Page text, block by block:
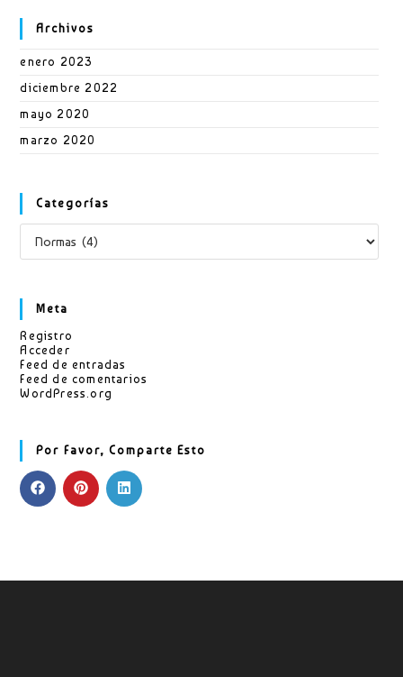
Archivos
enero 2023
diciembre 2022
mayo 2020
marzo 2020
Categorías
Meta
Registro
Acceder
Feed de entradas
Feed de comentarios
WordPress.org
Por Favor, Comparte Esto